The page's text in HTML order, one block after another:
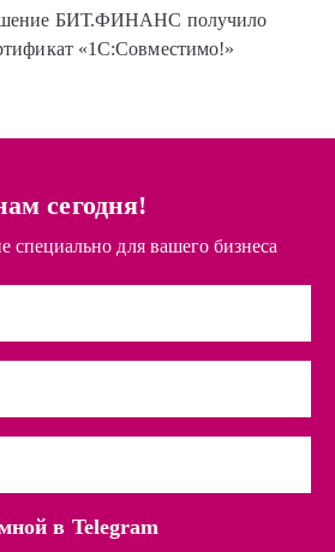
БИТ.ФИНАНС получило
«1С:Совместимо!»
сегодня!
для вашего бизнеса
в Telegram